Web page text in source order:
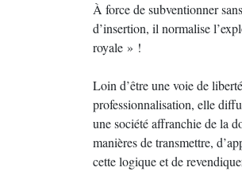
À force de subventionner
d’insertion, il normalise
royale » !
Loin d’être une voie de
professionnalisation, elle
une société affranchie de la
manières de transmettre,
cette logique et de